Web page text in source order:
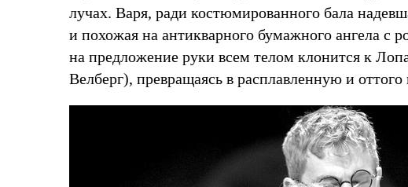
лучах. Варя, ради костюмированного бала
и похожая на антикварного бумажного ангела с
на предложение руки всем телом клонится к
Велберг), превращаясь в расплавленную и